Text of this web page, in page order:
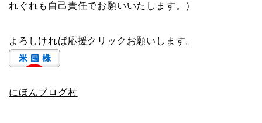
れぐれも自己責任でお願いいたします。）
よろしければ応援クリックお願いします。
にほんブログ村